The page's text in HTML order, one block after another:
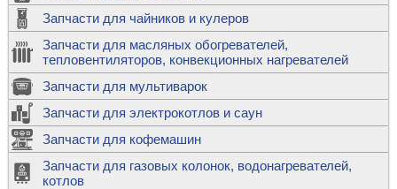
Запчасти для чайников и кулеров
Запчасти для масляных обогревателей,
тепловентиляторов, конвекционных нагревателей
Запчасти для мультиварок
Запчасти для электрокотлов и саун
Запчасти для кофемашин
Запчасти для газовых колонок, водонагревателей,
котлов